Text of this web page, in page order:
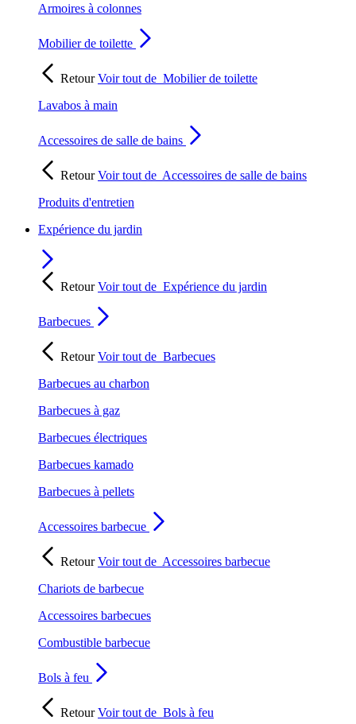
Armoires à colonnes
Mobilier de toilette
RetourVoir tout de Mobilier de toilette
Lavabos à main
Accessoires de salle de bains
RetourVoir tout de Accessoires de salle de bains
Produits d'entretien
Expérience du jardin
RetourVoir tout de Expérience du jardin
Barbecues
RetourVoir tout de Barbecues
Barbecues au charbon
Barbecues à gaz
Barbecues électriques
Barbecues kamado
Barbecues à pellets
Accessoires barbecue
RetourVoir tout de Accessoires barbecue
Chariots de barbecue
Accessoires barbecues
Combustible barbecue
Bols à feu
RetourVoir tout de Bols à feu